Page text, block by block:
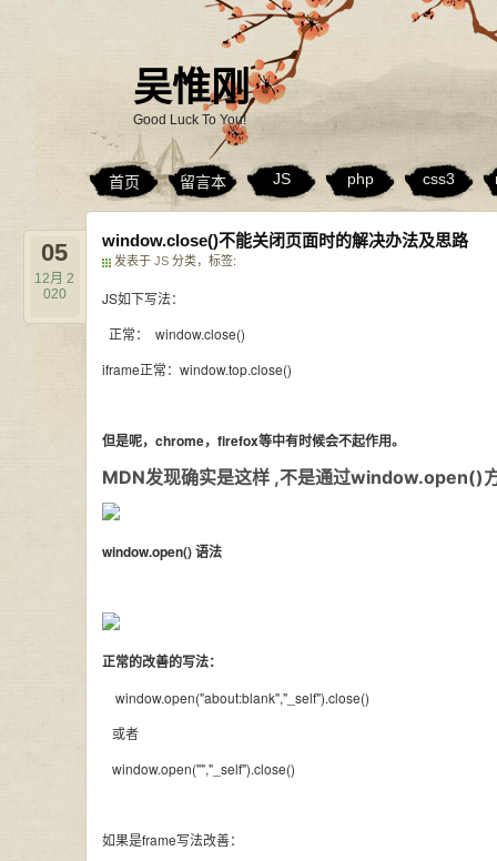
吴惟刚
Good Luck To You!
首页 留言本 JS php css3
window.close()不能关闭页面时的解决办法及思路
发表于 JS 分类，标签:
05
12月 2
020
JS如下写法：
正常： window.close()
iframe正常：window.top.close()
但是呢，chrome，firefox等中有时候会不起作用。
MDN发现确实是这样 ,不是通过window.open()
window.open() 语法
正常的改善的写法：
window.open("about:blank","_self").close()
或者
window.open("","_self").close()
如果是frame写法改善：